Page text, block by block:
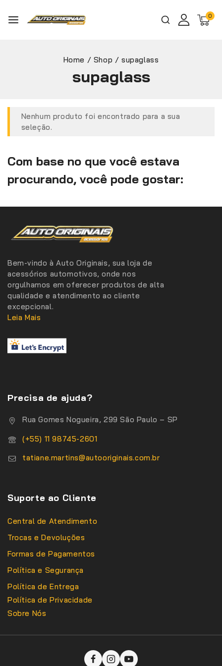
0
Home / Shop / supaglass
supaglass
Nenhum produto foi encontrado para a sua
seleção.
Com base no que você estava
procurando, você pode gostar:
Bem-vindo à Auto Originais, sua loja de
acessórios automotivos, onde nos
orgulhamos em oferecer produtos de alta
qualidade e atendimento ao cliente
excepcional.
Leia Mais
Precisa de ajuda?
Rua Gomes Nogueira, 299 São Paulo – SP
(+55) 11 98745-2601
tatiane.martins@autooriginais.com.br
Suporte ao Cliente
Central de Atendimento
Trocas e Devoluções
Formas de Pagamentos
Política e Segurança
Política de Entrega
Política de Privacidade
Sobre Nós